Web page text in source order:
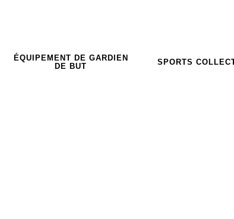
ÉQUIPEMENT DE GARDIEN
DE BUT
SPORTS